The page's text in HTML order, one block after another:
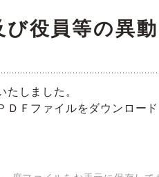
ンチャイズ加盟店募集
び役員等の異
たしました。
ＤＦファイルをダウンロード